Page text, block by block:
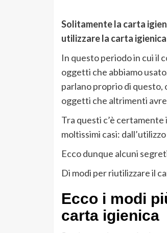
Solitamente la carta
utilizzare la carta
In questo periodo in cui il
oggetti che abbiamo
parlano proprio di questo,
oggetti che altrimenti
Tra questi c’è
moltissimi casi:
Ecco dunque alcuni
Di modi per riutilizzare il
Ecco i modi
carta igienica